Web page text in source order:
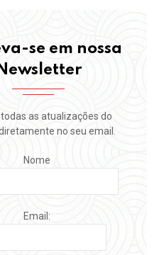
se em nossa
todas as atualizações do
no seu email.
Nome
Email: